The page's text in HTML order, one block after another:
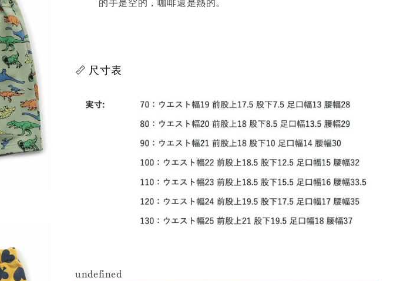
的手是空的，咖啡還是熱的。
📏 尺寸表
undefined